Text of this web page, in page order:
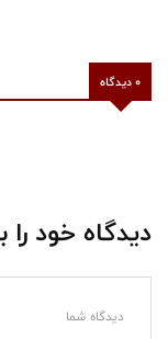
0 دیدگاه
دیدگاه خود را